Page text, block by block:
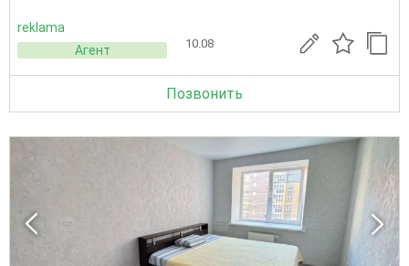
reklama
Агент
10.08
Позвонить